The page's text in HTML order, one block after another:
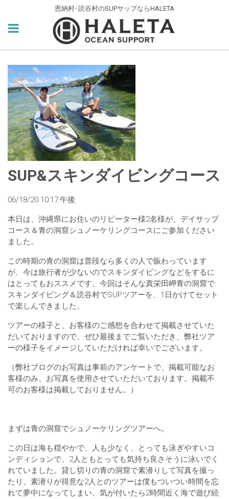
恩納村･読谷村のSUPサップならHALETA
SUP&スキンダイビングコース
06/18/20 10:17:午後
本日は、沖縄県にお住いのリピーター様2名様が、デイサップ
コース＆青の洞窟シュノーケリングコースにご参加ください
ました。
この時期の青の洞窟は普段なら多くの人で賑わっています
が、今は旅行者が少ないのでスキンダイビングなどをするに
はとってもおススメです。今回はそんな真栄田岬青の洞窟で
スキンダイビング＆読谷村でSUPツアーを、1日かけてセット
で楽しんできました。
ツアーの様子と、お客様のご感想を合わせて掲載させていた
だいておりますので、ぜひ最後までご覧いただき、弊社ツア
ーの様子をイメージしていただければ幸いでございます。
（弊社ブログのお写真は事前のアンケートで、掲載可能なお
客様のみ、お写真を使用させていただいております。掲載不
可のお客様は掲載しておりません。）
まずは青の洞窟でシュノーケリングツアーへ。
この日は海も穏やかで、人も少なく、とっても泳ぎやすいコ
ンディションで、2人ともとっても気持ち良さそうに泳いでく
れていました。貸し切りの青の洞窟で素潜りして写真を撮っ
たり、素潜りが得意な2人とのツアーは僕もついつい時間を忘
れて夢中になってしまい、気が付いたら2時間近く海で遊び続